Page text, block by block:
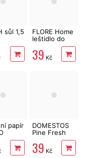
sůl 1,5
FLORE Home
leštidlo do
myčky 1000
ml
39 Kč
papír
m
DOMESTOS
Pine Fresh
39 Kč